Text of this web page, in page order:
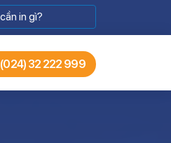
(024) 32 222 999